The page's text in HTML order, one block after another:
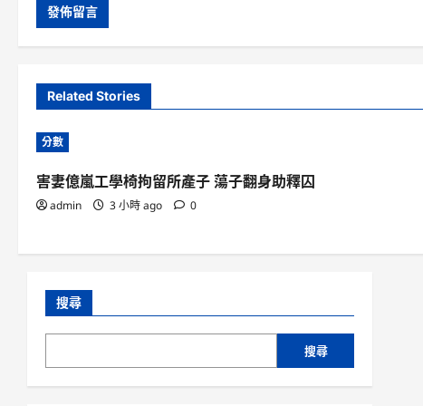
Related Stories
分數
害妻億嵐工學椅拘留所產子 蕩子翻身助釋囚
admin 3 小時 ago 0
搜尋
搜尋